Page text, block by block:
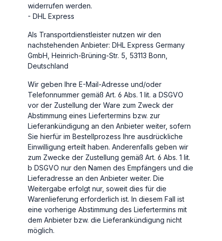
widerrufen werden.
- DHL Express
Als Transportdienstleister nutzen wir den
nachstehenden Anbieter: DHL Express Germany
GmbH, Heinrich-Brüning-Str. 5, 53113 Bonn,
Deutschland
Wir geben Ihre E-Mail-Adresse und/oder
Telefonnummer gemäß Art. 6 Abs. 1 lit. a DSGVO
vor der Zustellung der Ware zum Zweck der
Abstimmung eines Liefertermins bzw. zur
Lieferankündigung an den Anbieter weiter, sofern
Sie hierfür im Bestellprozess Ihre ausdrückliche
Einwilligung erteilt haben. Anderenfalls geben wir
zum Zwecke der Zustellung gemäß Art. 6 Abs. 1 lit.
b DSGVO nur den Namen des Empfängers und die
Lieferadresse an den Anbieter weiter. Die
Weitergabe erfolgt nur, soweit dies für die
Warenlieferung erforderlich ist. In diesem Fall ist
eine vorherige Abstimmung des Liefertermins mit
dem Anbieter bzw. die Lieferankündigung nicht
möglich.